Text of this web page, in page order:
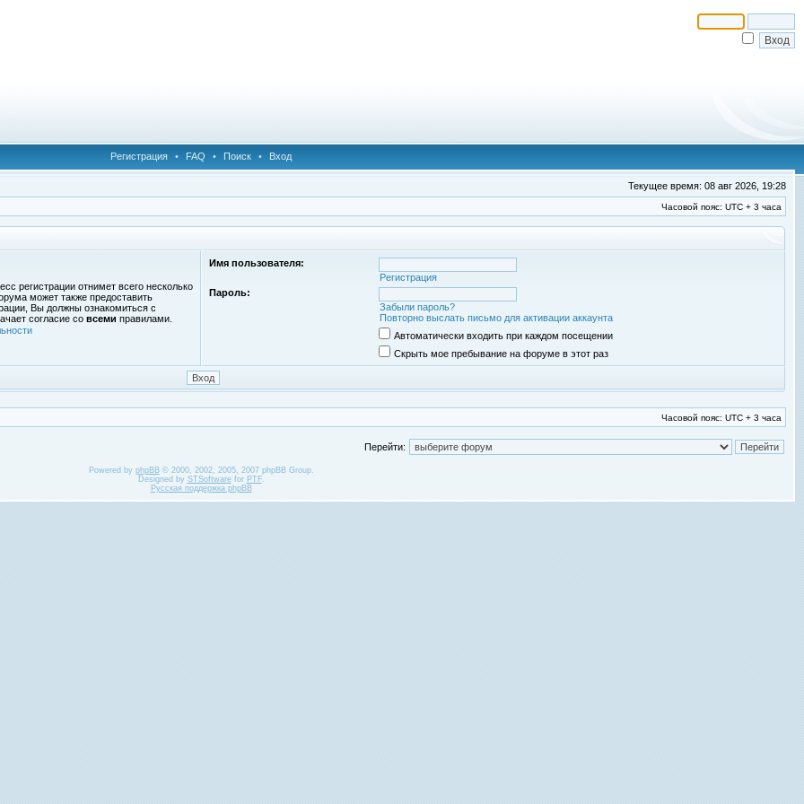
Регистрация • FAQ • Поиск • Вход
Текущее время: 08 авг 2026, 19:28
Часовой пояс: UTC + 3 часа
регистрации отнимет всего несколько
может также предоставить
Вы должны ознакомиться с
согласие со всеми правилами.
Имя пользователя:
Регистрация
Пароль:
Забыли пароль?
Повторно выслать письмо для активации аккаунта
Автоматически входить при каждом посещении
Скрыть мое пребывание на форуме в этот раз
Часовой пояс: UTC + 3 часа
Перейти:
Powered by phpBB© 2000, 2002, 2005, 2007 phpBB Group.
Designed by STSoftwarefor PTF.
Русская поддержка phpBB